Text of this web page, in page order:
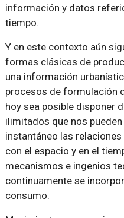
información y datos
tiempo.
Y en este contexto aún
formas clásicas de
una información
procesos de formulación
hoy sea posible disponer
ilimitados que nos
instantáneo las
con el espacio y en el
mecanismos e ingenios
continuamente se
consumo.